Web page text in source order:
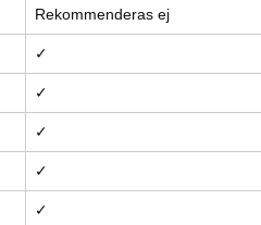
Rekommenderas ej
✓
✓
✓
✓
✓